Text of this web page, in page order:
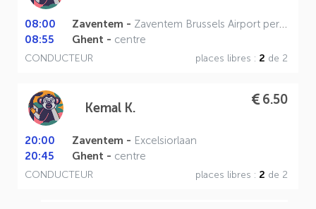
08:00 Zaventem - Zaventem Brussels Airport perron A
08:55
Ghent - centre
CONDUCTEUR places libres : 2 de 2
Kemal K.
6.50
20:00 Zaventem - Excelsiorlaan
20:45
Ghent - centre
CONDUCTEUR places libres : 2 de 2